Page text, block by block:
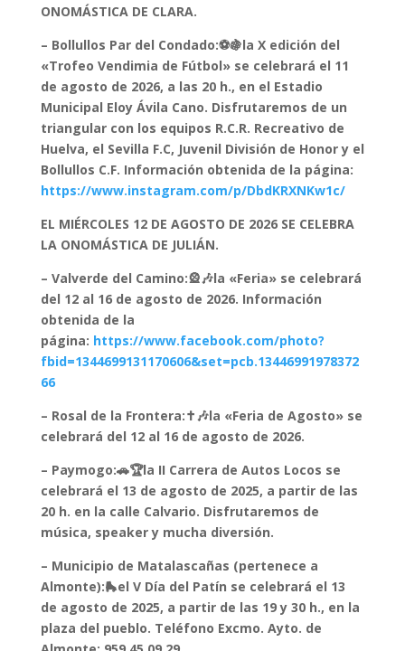
ONOMÁSTICA DE CLARA.
– Bollullos Par del Condado:⚽🍇la X edición del
«Trofeo Vendimia de Fútbol» se celebrará el 11
de agosto de 2026, a las 20 h., en el Estadio
Municipal Eloy Ávila Cano. Disfrutaremos de un
triangular con los equipos R.C.R. Recreativo de
Huelva, el Sevilla F.C, Juvenil División de Honor y el
Bollullos C.F. Información obtenida de la página:
https://www.instagram.com/p/DbdKRXNKw1c/
EL MIÉRCOLES 12 DE AGOSTO DE 2026 SE CELEBRA
LA ONOMÁSTICA DE JULIÁN.
– Valverde del Camino:🎡🎶la «Feria» se celebrará
del 12 al 16 de agosto de 2026. Información
obtenida de la
página: https://www.facebook.com/photo?
fbid=1344699131170606&set=pcb.13446991978372
66
– Rosal de la Frontera:✝️🎶la «Feria de Agosto» se
celebrará del 12 al 16 de agosto de 2026.
– Paymogo:🚗🏆la II Carrera de Autos Locos se
celebrará el 13 de agosto de 2025, a partir de las
20 h. en la calle Calvario. Disfrutaremos de
música, speaker y mucha diversión.
– Municipio de Matalascañas (pertenece a
Almonte):🛼el V Día del Patín se celebrará el 13
de agosto de 2025, a partir de las 19 y 30 h., en la
plaza del pueblo. Teléfono Excmo. Ayto. de